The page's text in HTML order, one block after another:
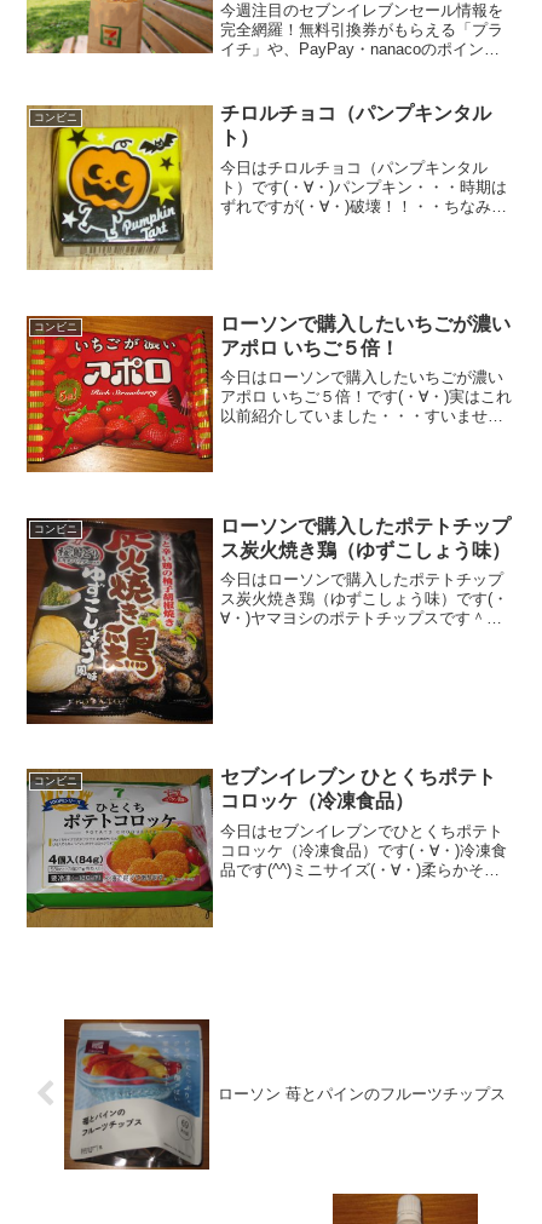
今週注目のセブンイレブンセール情報を
完全網羅！無料引換券がもらえる「プラ
イチ」や、PayPay・nanacoのポイント
ンイレブンセールで損をせず、賢く買い
物をするための攻略法を今すぐ確認しま
しょう。
コンビニ
チロルチョコ（パンプキンタル
ト）
今日はチロルチョコ（パンプキンタル
ト）です(・∀・)パンプキン・・・時期は
ずれですが(・∀・)破壊！！・・ちなみに
コンビニ
ローソンで購入したいちごが濃い
アポロ いちご５倍！
今日はローソンで購入したいちごが濃い
アポロ いちご５倍！です(・∀・)実はこれ
以前紹介していました・・・すいません
コンビニ
ローソンで購入したポテトチップ
ス炭火焼き鶏（ゆずこしょう味）
今日はローソンで購入したポテトチップ
ス炭火焼き鶏（ゆずこしょう味）です(・
∀・)ヤマヨシのポテトチップスです＾＾
コンビニ
セブンイレブン ひとくちポテト
コロッケ（冷凍食品）
今日はセブンイレブンでひとくちポテト
コロッケ（冷凍食品）です(・∀・)冷凍食
品です(^^)ミニサイズ(・∀・)柔らかそう
ローソン 苺とパインのフルーツチップス